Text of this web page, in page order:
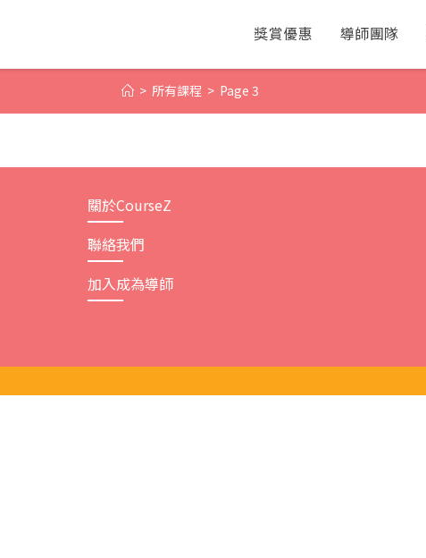
獎賞優惠 導師團隊
> 所有課程 > Page 3
關於CourseZ
聯絡我們
加入成為導師